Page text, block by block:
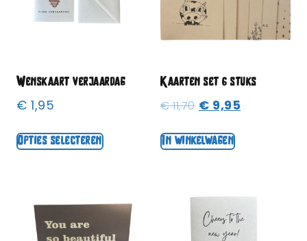
Wenskaart verjaardag
€ 1,95
Opties selecteren
Kaarten set 6 stuks
€11,70 € 9,95
In winkelwagen